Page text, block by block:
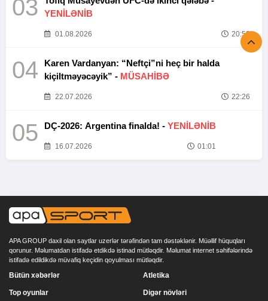
03
YENİLƏNİB
01.08.2026 20:52
04
Karen Vardanyan: “Neftçi”ni heç bir halda
kiçiltməyəcəyik” - MÜSAHİBƏ
22.07.2026 22:26
05 DÇ-2026: Argentina finalda! - YENİLƏNİB
16.07.2026 01:01
APA GROUP daxil olan saytlar uzerlər tərəfindən tam dəstəklənir. Müəllif hüquqları
qorunur. Məlumatdan istifadə etdikdə istinad mütləqdir. Məlumat internet səhifələrində
istifadə edildikdə müvafiq keçidin qoyulması mütləqdir.
Bütün xəbərlər
Top oyunlar
Atletika
Digər növləri